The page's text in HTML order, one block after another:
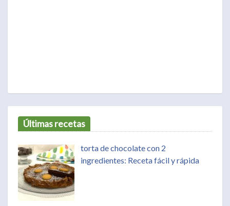
Últimas recetas
torta de chocolate con 2
ingredientes: Receta fácil y rápida